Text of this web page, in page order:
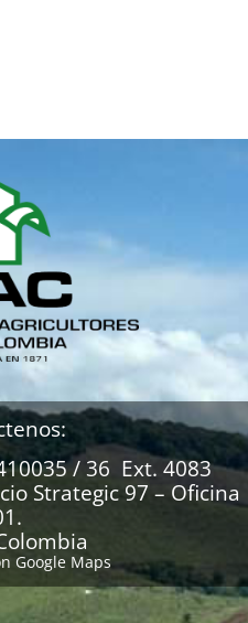
/ 36 Ext. 4083
Strategic 97 – Oficina
Google Maps